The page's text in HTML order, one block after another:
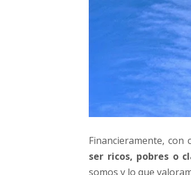
Financieramente,
ser ricos, pobres o
somos y lo que